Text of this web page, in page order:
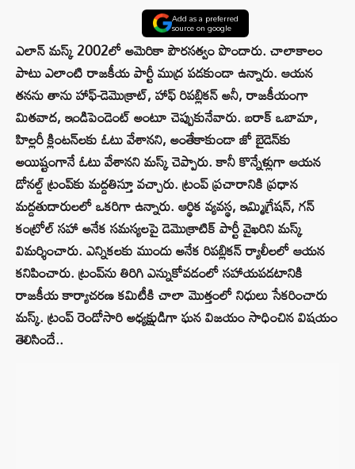
Add as a preferred
source on google
ఎలాన్ మస్క్ 2002లో అమెరికా పౌరసత్వం పొందారు. చాలాకాలం
పాటు ఎలాంటి రాజకీయ పార్టీ ముద్ర పడకుండా ఉన్నారు. ఆయన
తనను తాను హాఫ్-డెమొక్రాట్, హాఫ్ రిపబ్లికన్ అనీ, రాజకీయంగా
మితవాద, ఇండిపెండెంట్ అంటూ చెప్పుకునేవారు. బరాక్ ఒబామా,
హిల్లరీ క్లింటన్‌లకు ఓటు వేశానని, అంతేకాకుండా జో బైడెన్‌కు
అయిష్టంగానే ఓటు వేశానని మస్క్ చెప్పారు. కానీ కొన్నేళ్లుగా ఆయన
డోనల్డ్ ట్రంప్‌కు మద్దతిస్తూ వచ్చారు. ట్రంప్ ప్రచారానికి ప్రధాన
మద్దతుదారులలో ఒకరిగా ఉన్నారు. ఆర్థిక వ్యవస్థ, ఇమ్మిగ్రేషన్, గన్
కంట్రోల్‌ సహా అనేక సమస్యలపై డెమొక్రాటిక్ పార్టీ వైఖరిని మస్క్
విమర్శించారు. ఎన్నికలకు ముందు అనేక రిపబ్లికన్ ర్యాలీలలో ఆయన
కనిపించారు. ట్రంప్‌ను తిరిగి ఎన్నుకోవడంలో సహాయపడటానికి
రాజకీయ కార్యాచరణ కమిటీకి చాలా మొత్తంలో నిధులు సేకరించారు
మస్క్. ట్రంప్ రెండోసారి అధ్యక్షుడిగా ఘన విజయం సాధించిన విషయం
తెలిసిందే..